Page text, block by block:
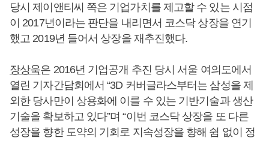
당시 제이앤티씨 쪽은 기업가치를 제고할 수 있는 시점
이 2017년이라는 판단을 내리면서 코스닥 상장을 연기
했고 2019년 들어서 상장을 재추진했다.
장상욱은 2016년 기업공개 추진 당시 서울 여의도에서
열린 기자간담회에서 “3D 커버글라스부터는 삼성을 제
외한 당사만이 상용화에 이를 수 있는 기반기술과 생산
기술을 확보하고 있다”며 “이번 코스닥 상장을 또 다른
성장을 향한 도약의 기회로 지속성장을 향해 쉼 없이 정